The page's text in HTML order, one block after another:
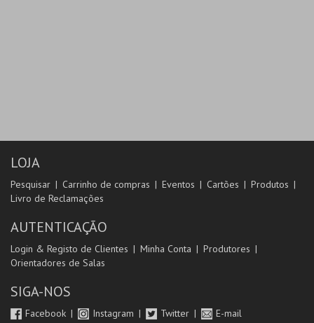
LOJA
Pesquisar Carrinho de compras Eventos Cartões
Produtos
Livro de Reclamações
AUTENTICAÇÃO
Login & Registo de Clientes Minha Conta
Produtores
Orientadores de Salas
SIGA-NOS
Facebook Instagram Twitter E-mail